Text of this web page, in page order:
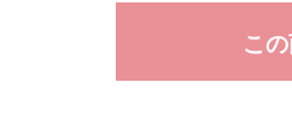
こ